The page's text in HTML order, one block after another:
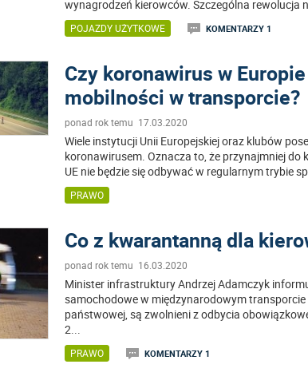
wynagrodzeń kierowców. Szczególna
POJAZDY UŻYTKOWE KOMENTARZY 1
Czy koronawirus w
mobilności w transporcie?
ponad rok temu 17.03.2020
Wiele instytucji Unii Europejskiej oraz klubów
koronawirusem. Oznacza to, że przynajmniej
UE nie będzie się odbywać w regularnym trybie
PRAWO
Co z kwarantanną dla
ponad rok temu 16.03.2020
Minister infrastruktury Andrzej Adamczyk
samochodowe w międzynarodowym
państwowej, są zwolnieni z odbycia
2...
PRAWO KOMENTARZY 1